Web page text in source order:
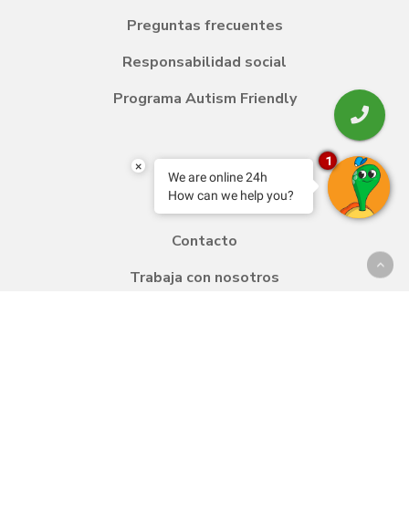
Preguntas frecuentes
Responsabilidad social
Programa Autism Friendly
Transfer
Contacto
Trabaja con nosotros
×
We are online 24h
How can we help you?
1